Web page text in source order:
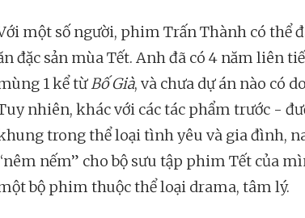
một số người, phim Trấn Thành có thể
đặc sản mùa Tết. Anh đã có 4 năm liên
1 kể từBố Già, và chưa dự án nào có
nhiên, khác với các tác phẩm trước -
trong thể loại tình yêu và gia đình,
nếm” cho bộ sưu tập phim Tết của
bộ phim thuộc thể loại drama, tâm lý.